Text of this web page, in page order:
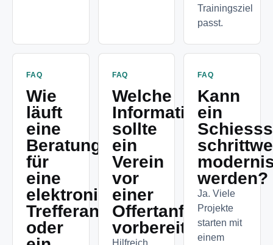
Trainingsziel
passt.
FAQ
Wie
läuft
eine
Beratung
für
eine
elektronische
Trefferanzeige
oder
FAQ
Welche
Informationen
sollte
ein
Verein
vor
einer
Offertanfrage
vorbereiten?
FAQ
Kann
ein
werden?
Ja. Viele
Projekte
starten mit
einem